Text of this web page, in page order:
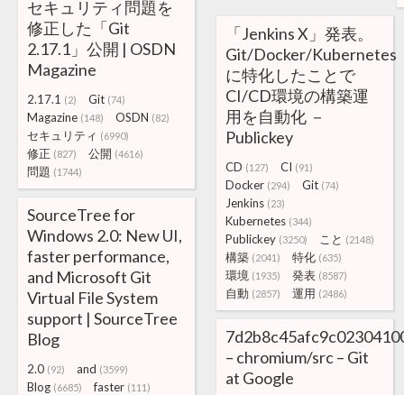
セキュリティ問題を
修正した「Git
2.17.1」公開 | OSDN
Magazine
2.17.1 (2) Git (74)
Magazine (148) OSDN (82)
セキュリティ (6990)
修正 (827) 公開 (4616)
問題 (1744)
「Jenkins X」発表。
Git/Docker/Kubernetes
に特化したことで
CI/CD環境の構築運
用を自動化 －
Publickey
CD (127) CI (91)
Docker (294) Git (74)
Jenkins (23)
Kubernetes (344)
Publickey (3250) こと (2148)
構築 (2041) 特化 (635)
環境 (1935) 発表 (8587)
自動 (2857) 運用 (2486)
SourceTree for
Windows 2.0: New UI,
faster performance,
and Microsoft Git
Virtual File System
support | SourceTree
Blog
2.0 (92) and (3599)
Blog (6685) faster (111)
– chromium/src – Git
at Google